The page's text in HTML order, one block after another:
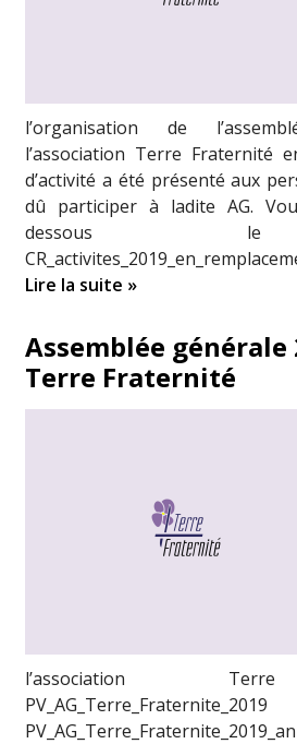
l’organisation de
l’association Terre Fraternité
d’activité a été présenté aux
dû participer à ladite AG.
dessous
Lire la suite »
Assemblée générale
Terre Fraternité
l’association
PV_AG_Terre_Fraternite_2019